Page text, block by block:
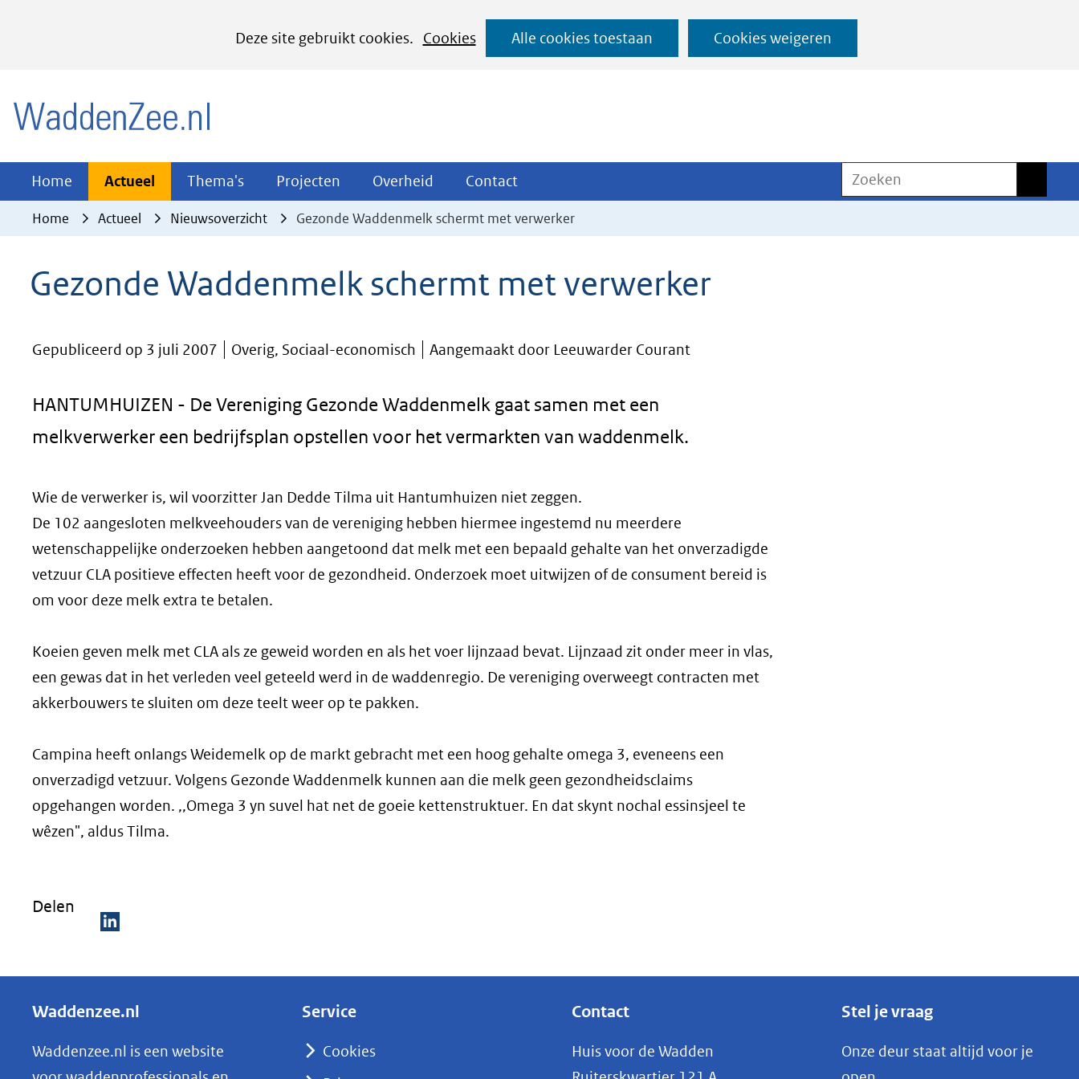
Deze site gebruikt cookies.
Cookies
het
cookies
website
worden
Alle cookies toestaan Cookies weigeren
Ga
naar
Home Actueel Actueel
Uitklappen
Thema's Thema's
Uitklappen
Projecten Projecten
Uitklappen
Overheid Overheid
Uitklappen
Contact
Uitklappen
Zoeken
Home Actueel Nieuwsoverzicht Gezonde Waddenmelk schermt met verwerker
Gezonde Waddenmelk schermt met verwerker
Gepubliceerd op 3 juli 2007 Overig, Sociaal-economisch Aangemaakt door Leeuwarder Courant
HANTUMHUIZEN - De Vereniging Gezonde Waddenmelk gaat samen met een
melkverwerker een bedrijfsplan opstellen voor het vermarkten van waddenmelk.
Wie de verwerker is, wil voorzitter Jan Dedde Tilma uit Hantumhuizen niet zeggen.
De 102 aangesloten melkveehouders van de vereniging hebben hiermee ingestemd nu meerdere
wetenschappelijke onderzoeken hebben aangetoond dat melk met een bepaald gehalte van het onverzadigde
vetzuur CLA positieve effecten heeft voor de gezondheid. Onderzoek moet uitwijzen of de consument bereid is
om voor deze melk extra te betalen.
Koeien geven melk met CLA als ze geweid worden en als het voer lijnzaad bevat. Lijnzaad zit onder meer in vlas,
een gewas dat in het verleden veel geteeld werd in de waddenregio. De vereniging overweegt contracten met
akkerbouwers te sluiten om deze teelt weer op te pakken.
Campina heeft onlangs Weidemelk op de markt gebracht met een hoog gehalte omega 3, eveneens een
onverzadigd vetzuur. Volgens Gezonde Waddenmelk kunnen aan die melk geen gezondheidsclaims
opgehangen worden. ,,Omega 3 yn suvel hat net de goeie kettenstruktuer. En dat skynt nochal essinsjeel te
wêzen", aldus Tilma.
Delen
e
e
n
o
Waddenzee.nl
Waddenzee.nl is een website
Service
Cookies
Contact
Huis voor de Wadden
Stel je vraag
Onze deur staat altijd voor je